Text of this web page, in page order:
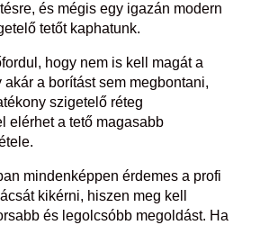
és mégis egy igazán modern
tetőt kaphatunk.
hogy nem is kell magát a
akár a borítást sem megbontani,
szigetelő réteg
elérhet a tető magasabb
mindenképpen érdemes a profi
kikérni, hiszen meg kell
és legolcsóbb megoldást. Ha